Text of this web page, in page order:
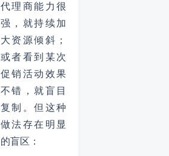
代理商能力很
强，就持续加
大资源倾斜；
或者看到某次
促销活动效果
不错，就盲目
复制。但这种
做法存在明显
的盲区：